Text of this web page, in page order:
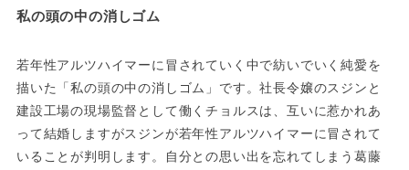
私の頭の中の消しゴム
若年性アルツハイマーに冒されていく中で紡いでいく純愛を
描いた「私の頭の中の消しゴム」です。社長令嬢のスジンと
建設工場の現場監督として働くチョルスは、互いに惹かれあ
って結婚しますがスジンが若年性アルツハイマーに冒されて
いることが判明します。自分との思い出を忘れてしまう葛藤